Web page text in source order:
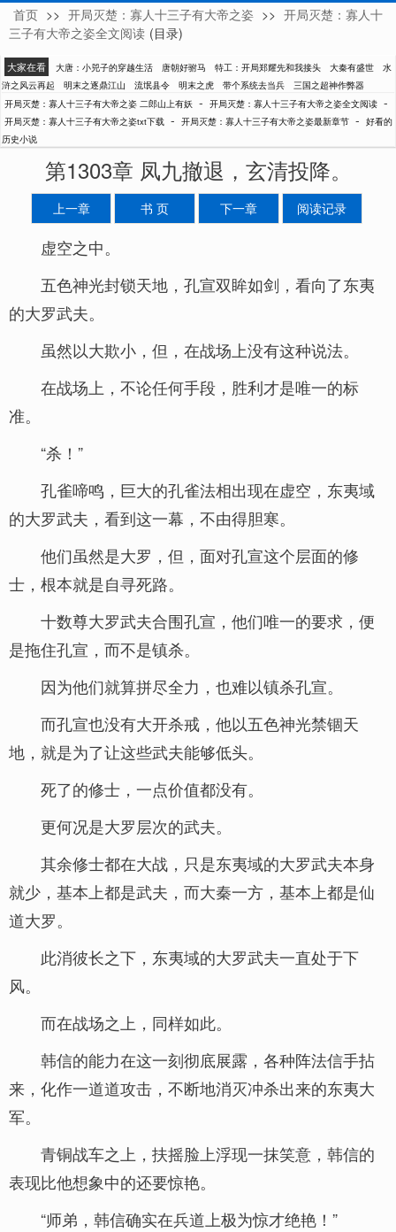
二郎山上有妖
首页 >> 开局灭楚：寡人十三子有大帝之姿 >> 开局灭楚：寡人十
三子有大帝之姿全文阅读 (目录)
大家在看 大唐：小兕子的穿越生活 唐朝好驸马 特工：开局郑耀先和我接头 大秦有盛世
水
浒之风云再起
明末之逐鼎江山 流氓县令 明末之虎 带个系统去当兵
三国之超神作弊器
开局灭楚：寡人十三子有大帝之姿 二郎山上有妖 - 开局灭楚：寡人十三子有大帝之姿全文阅读 -
开局灭楚：寡人十三子有大帝之姿txt下载 - 开局灭楚：寡人十三子有大帝之姿最新章节 - 好看的
历史小说
第1303章 凤九撤退，玄清投降。
上一章 书 页 下一章 阅读记录
虚空之中。
五色神光封锁天地，孔宣双眸如剑，看向了东夷
的大罗武夫。
虽然以大欺小，但，在战场上没有这种说法。
在战场上，不论任何手段，胜利才是唯一的标
准。
“杀！”
孔雀啼鸣，巨大的孔雀法相出现在虚空，东夷域
的大罗武夫，看到这一幕，不由得胆寒。
他们虽然是大罗，但，面对孔宣这个层面的修
士，根本就是自寻死路。
十数尊大罗武夫合围孔宣，他们唯一的要求，便
是拖住孔宣，而不是镇杀。
因为他们就算拼尽全力，也难以镇杀孔宣。
而孔宣也没有大开杀戒，他以五色神光禁锢天
地，就是为了让这些武夫能够低头。
死了的修士，一点价值都没有。
更何况是大罗层次的武夫。
其余修士都在大战，只是东夷域的大罗武夫本身
就少，基本上都是武夫，而大秦一方，基本上都是仙
道大罗。
此消彼长之下，东夷域的大罗武夫一直处于下
风。
而在战场之上，同样如此。
韩信的能力在这一刻彻底展露，各种阵法信手拈
来，化作一道道攻击，不断地消灭冲杀出来的东夷大
军。
青铜战车之上，扶摇脸上浮现一抹笑意，韩信的
表现比他想象中的还要惊艳。
“师弟，韩信确实在兵道上极为惊才绝艳！”